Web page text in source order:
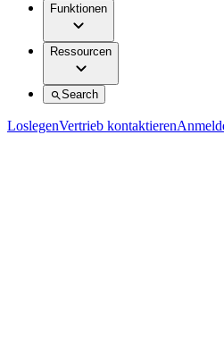
Funktionen
Ressourcen
Search
LoslegenVertrieb kontaktieren